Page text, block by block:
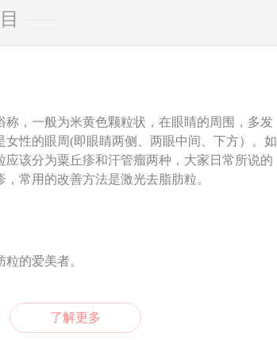
称，一般为米黄色颗粒状，在眼睛的周围，多发
女性的眼周(即眼睛两侧、两眼中间、下方）。如
应该分为粟丘疹和汗管瘤两种，大家日常所说的
常用的改善方法是激光去脂肪粒。
的爱美者。
了解更多